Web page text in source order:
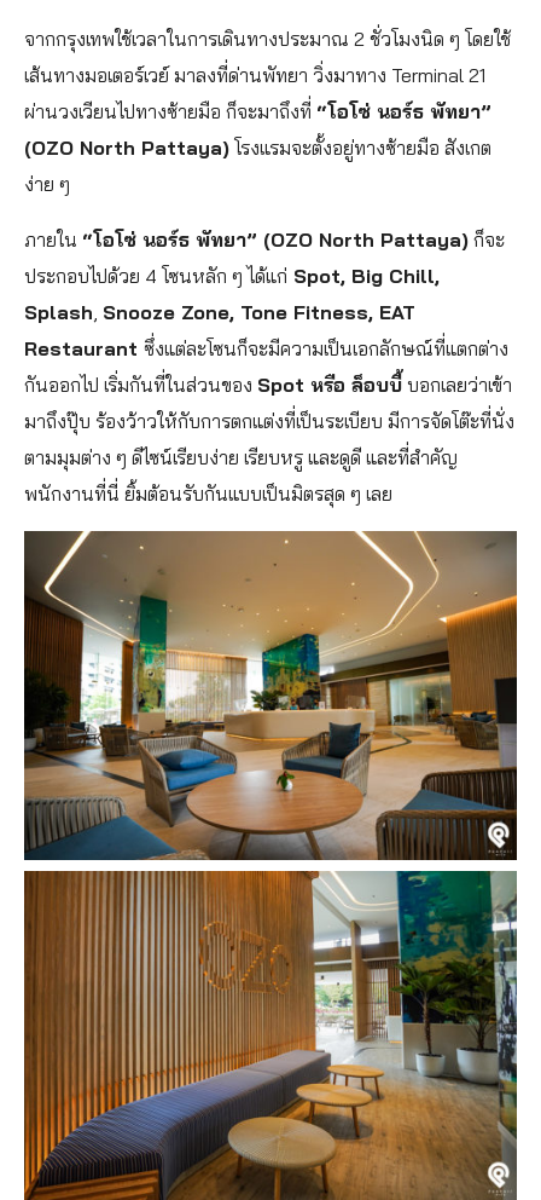
จากกรุงเทพใช้เวลาในการเดินทางประมาณ 2 ชั่วโมงนิด ๆ โดยใช้
เส้นทางมอเตอร์เวย์ มาลงที่ด่านพัทยา วิ่งมาทาง Terminal 21
ผ่านวงเวียนไปทางซ้ายมือ ก็จะมาถึงที่ “โอโซ่ นอร์ธ พัทยา”
(OZO North Pattaya) โรงแรมจะตั้งอยู่ทางซ้ายมือ สังเกต
ง่าย ๆ
ภายใน “โอโซ่ นอร์ธ พัทยา” (OZO North Pattaya) ก็จะ
ประกอบไปด้วย 4 โซนหลัก ๆ ได้แก่ Spot, Big Chill,
Splash, Snooze Zone, Tone Fitness, EAT
Restaurant ซึ่งแต่ละโซนก็จะมีความเป็นเอกลักษณ์ที่แตกต่าง
กันออกไป เริ่มกันที่ในส่วนของ Spot หรือ ล็อบบี้ บอกเลยว่าเข้า
มาถึงปุ๊บ ร้องว้าวให้กับการตกแต่งที่เป็นระเบียบ มีการจัดโต๊ะที่นั่ง
ตามมุมต่าง ๆ ดีไซน์เรียบง่าย เรียบหรู และดูดี และที่สำคัญ
พนักงานที่นี่ ยิ้มต้อนรับกันแบบเป็นมิตรสุด ๆ เลย